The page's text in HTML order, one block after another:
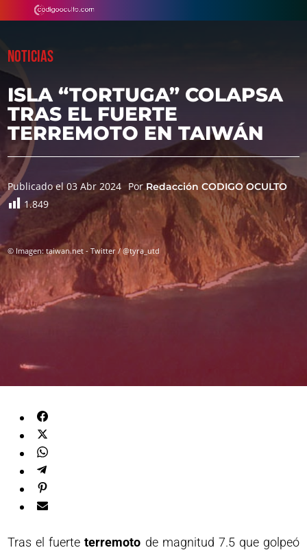
NOTICIAS
ISLA “TORTUGA” COLAPSA
TRAS EL FUERTE
TERREMOTO EN TAIWÁN
Publicado el 03 Abr 2024 PorRedacción CODIGO OCULTO
1.849
© Imagen: taiwan.net - Twitter / @tyra_utd
Tras el fuerteterremoto de magnitud 7.5 que golpeó